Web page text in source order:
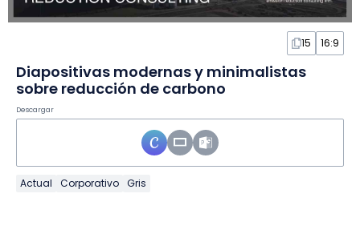
15 16:9
Diapositivas modernas y minimalistas
sobre reducción de carbono
Descargar
Actual Corporativo Gris